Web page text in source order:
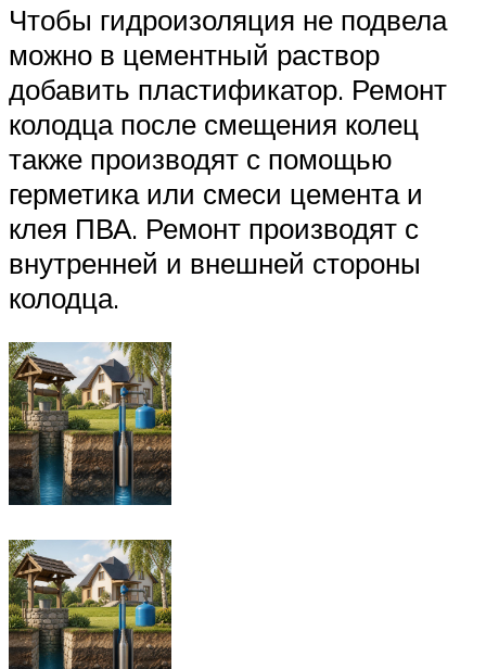
Чтобы гидроизоляция не подвела
можно в цементный раствор
добавить пластификатор. Ремонт
колодца после смещения колец
также производят с помощью
герметика или смеси цемента и
клея ПВА. Ремонт производят с
внутренней и внешней стороны
колодца.